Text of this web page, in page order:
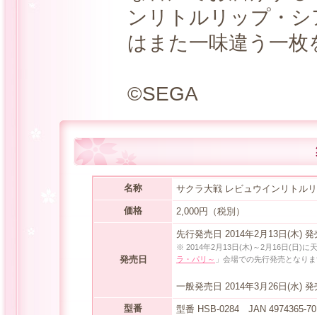
ンリトルリップ・
はまた一味違う一
©SEGA
名称 サクラ大戦 レビュウインリトル
価格 2,000円（税別）
発売日
先行発売日 2014年2月13日(木) 発
※ 2014年2月13日(木)～2月16日(日)に
ラ・パリ～ 」会場での先行発売となり
一般発売日 2014年3月26日(水) 発
型番 型番 HSB-0284 JAN 4974365-